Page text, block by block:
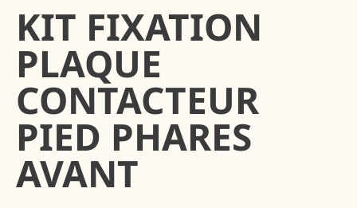
KIT FIXATION
PLAQUE
CONTACTEUR
PIED PHARES
AVANT